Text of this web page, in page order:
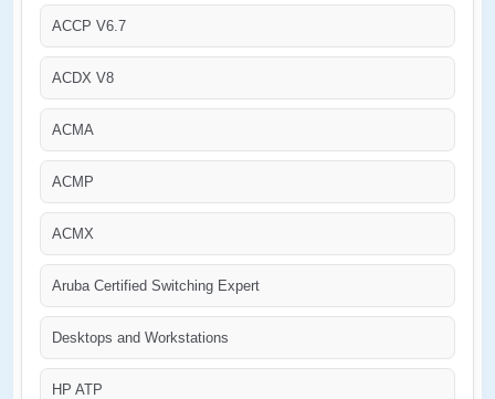
ACCP V6.7
ACDX V8
ACMA
ACMP
ACMX
Aruba Certified Switching Expert
Desktops and Workstations
HP ATP